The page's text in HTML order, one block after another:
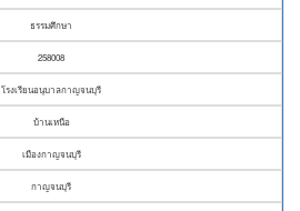
ธรรมศึกษา
258008
โรงเรียนอนุบาลกาญจนบุรี
บ้านเหนือ
เมืองกาญจนบุรี
กาญจนบุรี